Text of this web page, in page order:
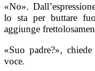
«No».
lo sta per buttare
aggiunge
«Suo padre?»,
voce.